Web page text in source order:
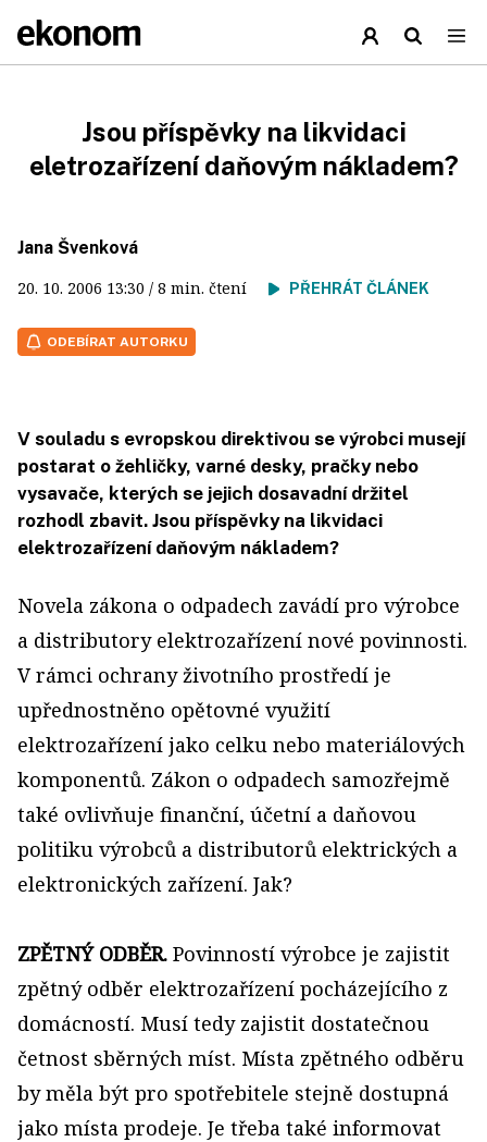
Jsou příspěvky na likvidaci
eletrozařízení daňovým nákladem?
Jana Švenková
20. 10. 2006 13:30 / 8 min. čtení PŘEHRÁT ČLÁNEK
ODEBÍRAT AUTORKU
V souladu s evropskou direktivou se výrobci musejí
postarat o žehličky, varné desky, pračky nebo
vysavače, kterých se jejich dosavadní držitel
rozhodl zbavit. Jsou příspěvky na likvidaci
elektrozařízení daňovým nákladem?
Novela zákona o odpadech zavádí pro výrobce
a distributory elektrozařízení nové povinnosti.
V rámci ochrany životního prostředí je
upřednostněno opětovné využití
elektrozařízení jako celku nebo materiálových
komponentů. Zákon o odpadech samozřejmě
také ovlivňuje finanční, účetní a daňovou
politiku výrobců a distributorů elektrických a
elektronických zařízení. Jak?
ZPĚTNÝ ODBĚR. Povinností výrobce je zajistit
zpětný odběr elektrozařízení pocházejícího z
domácností. Musí tedy zajistit dostatečnou
četnost sběrných míst. Místa zpětného odběru
by měla být pro spotřebitele stejně dostupná
jako místa prodeje. Je třeba také informovat